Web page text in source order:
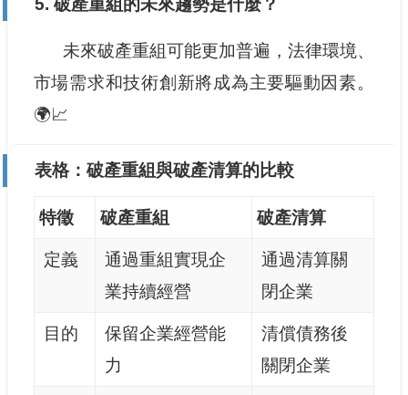
5. 破產重組的未來趨勢是什麼？
未來破產重組可能更加普遍，法律環境、
市場需求和技術創新將成為主要驅動因素。
🌍📈
表格：破產重組與破產清算的比較
特徵 破產重組 破產清算
定義
通過重組實現企
業持續經營
通過清算關
閉企業
目的
保留企業經營能
力
清償債務後
關閉企業